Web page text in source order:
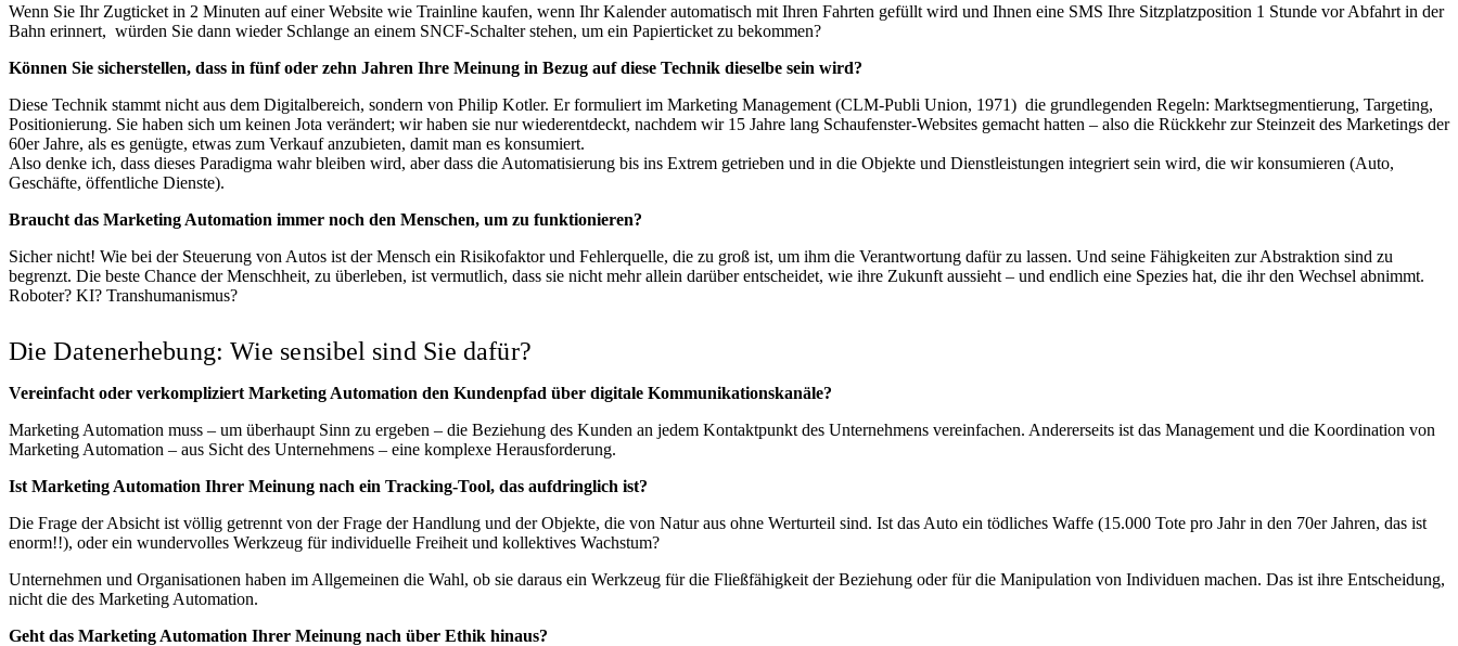
Wenn Sie Ihr Zugticket in 2 Minuten auf einer Website wie Trainline kaufen, wenn Ihr Kalender automatisch mit Ihren Fahrten gefüllt wird und Ihnen eine SMS Ihre Sitzplatzposition 1 Stunde vor Abfahrt in der
Bahn erinnert, würden Sie dann wieder Schlange an einem SNCF-Schalter stehen, um ein Papierticket zu bekommen?
Können Sie sicherstellen, dass in fünf oder zehn Jahren Ihre Meinung in Bezug auf diese Technik dieselbe sein wird?
Diese Technik stammt nicht aus dem Digitalbereich, sondern von Philip Kotler. Erformuliert im Marketing Management (CLM-Publi Union, 1971) die grundlegenden Regeln: Marktsegmentierung, Targeting,
Positionierung. Sie haben sich um keinen Jota verändert; wir haben sie nur wiederentdeckt, nachdem wir 15 Jahre lang Schaufenster-Websites gemacht hatten – also die Rückkehr zur Steinzeit des Marketings der
60er Jahre, als es genügte, etwas zum Verkauf anzubieten, damit man es konsumiert.
Also denke ich, dass dieses Paradigma wahr bleiben wird, aber dass die Automatisierung bis ins Extrem getrieben und in die Objekte und Dienstleistungen integriert sein wird, die wir konsumieren (Auto,
Geschäfte, öffentliche Dienste).
Braucht das Marketing Automation immer noch den Menschen, um zu funktionieren?
Sicher nicht! Wie bei der Steuerung von Autos ist der Mensch ein Risikofaktor und Fehlerquelle, die zu groß ist, um ihm die Verantwortung dafür zu lassen. Und seine Fähigkeiten zur Abstraktion sind zu
begrenzt. Die beste Chance der Menschheit, zu überleben, ist vermutlich, dass sie nicht mehr allein darüber entscheidet, wie ihre Zukunft aussieht – und endlich eine Spezies hat, die ihr den Wechsel abnimmt.
Roboter? KI? Transhumanismus?
Die Datenerhebung: Wie sensibel sind Sie dafür?
Vereinfacht oder verkompliziert Marketing Automation den Kundenpfad über digitale Kommunikationskanäle?
Marketing Automation muss – um überhaupt Sinn zu ergeben – die Beziehung des Kunden an jedem Kontaktpunkt des Unternehmens vereinfachen. Andererseits ist das Management und die Koordination von
Marketing Automation – aus Sicht des Unternehmens – eine komplexe Herausforderung.
Ist Marketing Automation Ihrer Meinung nach ein Tracking-Tool, das aufdringlich ist?
Die Frage der Absicht ist völlig getrennt von der Frage der Handlung und der Objekte, die von Natur aus ohne Werturteil sind. Ist das Auto ein tödliches Waffe (15.000 Tote pro Jahr in den 70er Jahren, das ist
enorm!!), oder ein wundervolles Werkzeug für individuelle Freiheit und kollektives Wachstum?
Unternehmen und Organisationen haben im Allgemeinen die Wahl, ob sie daraus ein Werkzeug für die Fließfähigkeit der Beziehung oder für die Manipulation von Individuen machen. Das ist ihre Entscheidung,
nicht die des Marketing Automation.
Geht das Marketing Automation Ihrer Meinung nach über Ethik hinaus?